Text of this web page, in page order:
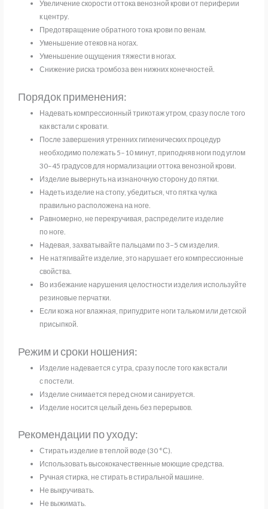
Увеличение скорости оттока венозной крови от периферии
к центру.
Предотвращение обратного тока крови по венам.
Уменьшение отеков на ногах.
Уменьшение ощущения тяжести в ногах.
Снижение риска тромбоза вен нижних конечностей.
Порядок применения:
Надевать компрессионный трикотаж утром, сразу после того
как встали с кровати.
После завершения утренних гигиенических процедур
необходимо полежать 5–10 минут, приподняв ноги под углом
30–45 градусов для нормализации оттока венозной крови.
Изделие вывернуть на изнаночную сторону до пятки.
Надеть изделие на стопу, убедиться, что пятка чулка
правильно расположена на ноге.
Равномерно, не перекручивая, распределите изделие
по ноге.
Надевая, захватывайте пальцами по 3–5 см изделия.
Не натягивайте изделие, это нарушает его компрессионные
свойства.
Во избежание нарушения целостности изделия используйте
резиновые перчатки.
Если кожа ног влажная, припудрите ноги тальком или детской
присыпкой.
Режим и сроки ношения:
Изделие надевается с утра, сразу после того как встали
с постели.
Изделие снимается перед сном и санируется.
Изделие носится целый день без перерывов.
Рекомендации по уходу:
Стирать изделие в теплой воде (30 °С).
Использовать высококачественные моющие средства.
Ручная стирка, не стирать в стиральной машине.
Не выкручивать.
Не выжимать.